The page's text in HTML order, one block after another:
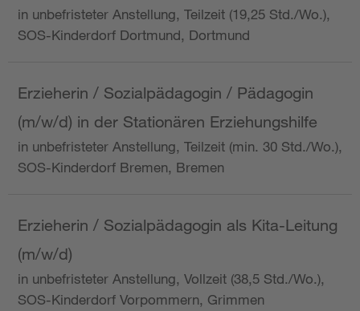
in unbefristeter Anstellung, Teilzeit (19,25 Std./Wo.),
SOS-Kinderdorf Dortmund, Dortmund
Erzieherin / Sozialpädagogin / Pädagogin
(m/w/d) in der Stationären Erziehungshilfe
in unbefristeter Anstellung, Teilzeit (min. 30 Std./Wo.),
SOS-Kinderdorf Bremen, Bremen
Erzieherin / Sozialpädagogin als Kita-Leitung
(m/w/d)
in unbefristeter Anstellung, Vollzeit (38,5 Std./Wo.),
SOS-Kinderdorf Vorpommern, Grimmen